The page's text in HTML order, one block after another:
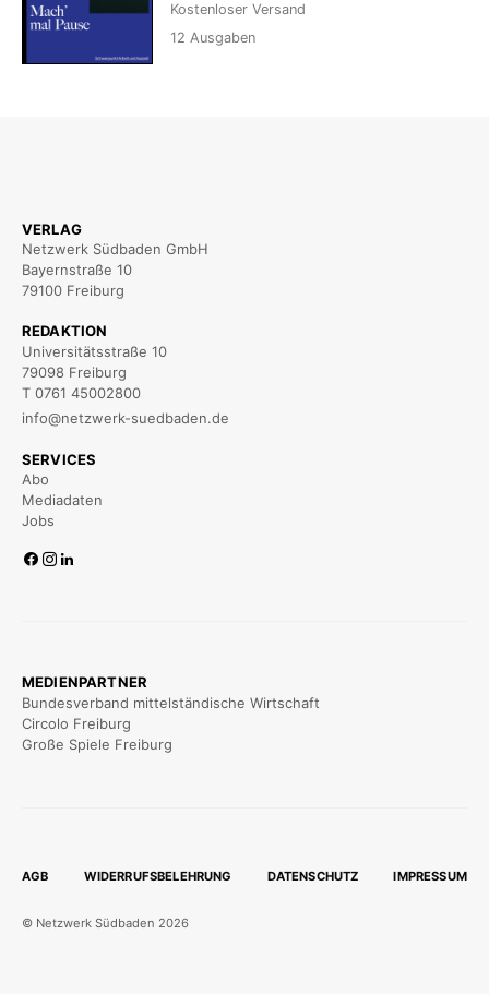
Kostenloser Versand
12 Ausgaben
VERLAG
Netzwerk Südbaden GmbH
Bayernstraße 10
79100 Freiburg
REDAKTION
Universitätsstraße 10
79098 Freiburg
T 0761 45002800
info@netzwerk-suedbaden.de
SERVICES
Abo
Mediadaten
Jobs
MEDIENPARTNER
Bundesverband mittelständische Wirtschaft
Circolo Freiburg
Große Spiele Freiburg
AGB WIDERRUFSBELEHRUNG DATENSCHUTZ IMPRESSUM
© Netzwerk Südbaden 2026